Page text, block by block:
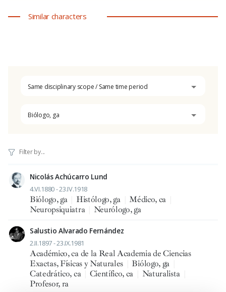
Similar characters
Same disciplinary scope / Same time period
Biólogo, ga
Nicolás Achúcarro Lund
4.VI.1880 - 23.IV.1918
Biólogo, ga Histólogo, ga Médico, ca
Neuropsiquiatra
Neurólogo, ga
Salustio Alvarado Fernández
2.II.1897 - 23.IX.1981
Académico, ca de la Real Academia de Ciencias
Exactas, Físicas y Naturales
Biólogo, ga
Catedrático, ca
Científico, ca Naturalista
Profesor, ra